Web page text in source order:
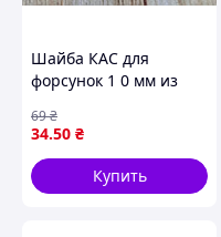
Шайба КАС для
форсунок 1 0 мм из
для точного
дозирования
удобрений
34.50 ₴
69₴
Купить